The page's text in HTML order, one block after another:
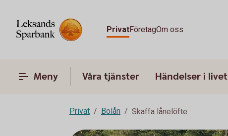
PrivatFöretagOm oss
Meny Våra tjänster Händelser i livet
Privat Bolån Skaffa lånelöfte